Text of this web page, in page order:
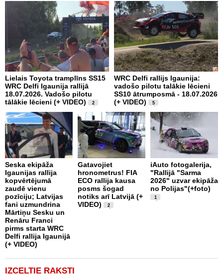
Lielais Toyota tramplīns SS15
WRC Delfi Igaunija rallijā
18.07.2026. Vadošo pilotu
tālākie lēcieni (+ VIDEO)
2
WRC Delfi rallijs Igaunija:
vadošo pilotu talākie lēcieni
SS10 ātrumposmā - 18.07.2026
(+ VIDEO)
5
Seska ekipāža
Igaunijas rallija
kopvērtējumā
zaudē vienu
pozīciju; Latvijas
fani uzmundrina
Mārtiņu Sesku un
Renāru Franci
pirms starta WRC
Delfi rallija Igaunijā
(+ VIDEO)
Gatavojiet
hronometrus! FIA
ECO rallija kausa
posms šogad
notiks arī Latvijā (+
VIDEO)
2
iAuto fotogalerija,
"Rallijā "Sarma
2026" uzvar ekipāža
no Polijas"(+foto)
1
IZCELTIE RAKSTI